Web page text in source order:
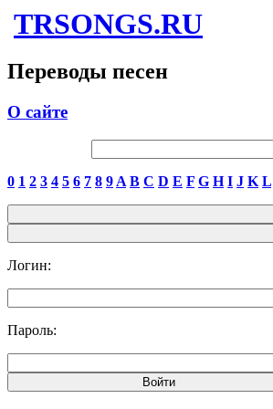
TRSONGS.RU
Переводы песен
О сайте
0 1 2 3 4 5 6 7 8 9 A B C D E F G H I J K L
Логин:
Пароль: